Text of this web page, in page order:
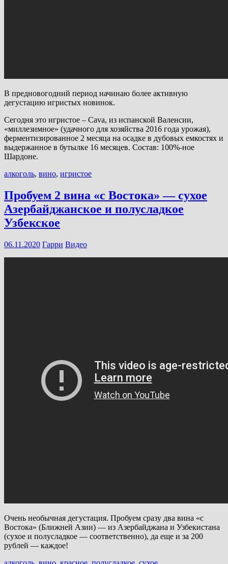
В предновогодний период начинаю более активную
дегустацию игристых новинок.
Сегодня это игристое – Cava, из испанской Валенсии,
«миллезимное» (удачного для хозяйства 2016 года урожая),
ферментизированное 2 месяца на осадке в дубовых емкостях и
выдержанное в бутылке 16 месяцев. Состав: 100%-ное
Шардоне.
алкоголь, вино, игристое
Пробуем 2 вина «с Востока» — сухое
Азербайджанское и полусладкое
Узбекское
06.11.2020 Гарри Видео
Очень необычная дегустация. Пробуем сразу два вина «с
Востока» (Ближней Азии) — из Азербайджана и Узбекистана
(сухое и полусладкое — соответственно), да еще и за 200
рублей — каждое!